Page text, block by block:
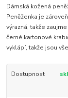
Dámská kožená
Peněženka je
výrazná, takže
černé kartonové
vyklápí, takže jsou
Dostupnost